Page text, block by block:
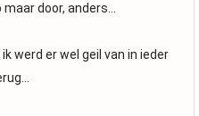
door, anders…
werd er wel geil van in ieder